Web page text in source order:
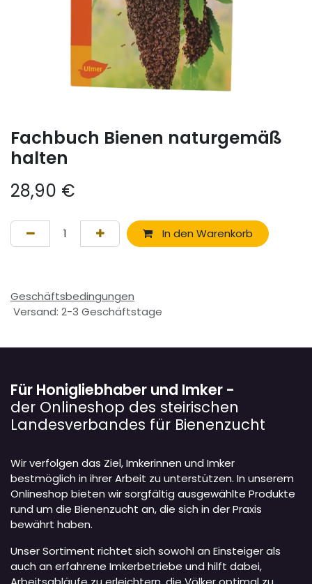
Fachbuch Bienen naturgemäß
halten
28,90 €
In den Warenkorb
Geschäftsbedingungen
Versand: 2-3 Geschäftstage
Für Honigliebhaber und Imker -
der Onlineshop des steirischen
Landesverbandes für Bienenzucht
Wir verfolgen das Ziel, Imkerinnen und Imker
bestmöglich in ihrer Arbeit zu unterstützen. In unserem
Onlineshop bieten wir sorgfältig ausgewählte Produkte
rund um die Bienenzucht an, die sich in der Praxis
bewährt haben.
Unser Sortiment richtet sich sowohl an Einsteiger als
auch an erfahrene Imkerbetriebe und hilft dabei,